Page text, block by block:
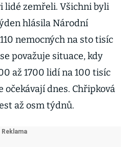
lidé zemřeli. Všichni byli
hlásila Národní
nemocných na sto tisíc
považuje situace, kdy
až 1700 lidí na 100 tisíc
očekávají dnes. Chřipková
až osm týdnů.